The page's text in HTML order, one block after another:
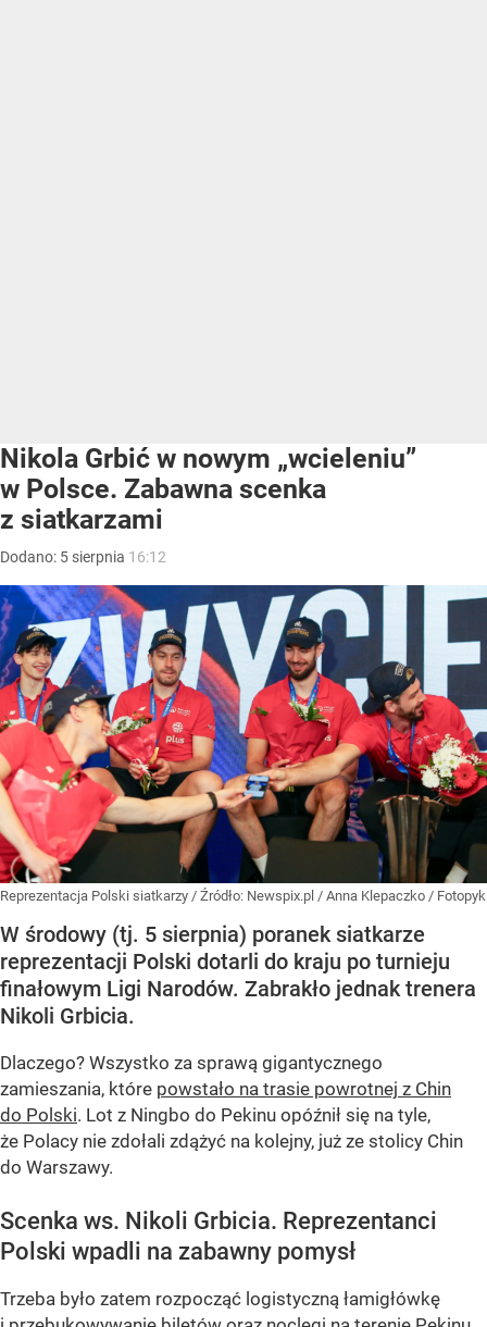
Nikola Grbić w nowym „wcieleniu”
w Polsce. Zabawna scenka
z siatkarzami
Dodano: 5 sierpnia 16:12
Reprezentacja Polski siatkarzy / Źródło: Newspix.pl / Anna Klepaczko / Fotopyk
W środowy (tj. 5 sierpnia) poranek siatkarze
reprezentacji Polski dotarli do kraju po turnieju
finałowym Ligi Narodów. Zabrakło jednak trenera
Nikoli Grbicia.
Dlaczego? Wszystko za sprawą gigantycznego
zamieszania, które powstało na trasie powrotnej z Chin
do Polski. Lot z Ningbo do Pekinu opóźnił się na tyle,
że Polacy nie zdołali zdążyć na kolejny, już ze stolicy Chin
do Warszawy.
Scenka ws. Nikoli Grbicia. Reprezentanci
Polski wpadli na zabawny pomysł
Trzeba było zatem rozpocząć logistyczną łamigłówkę